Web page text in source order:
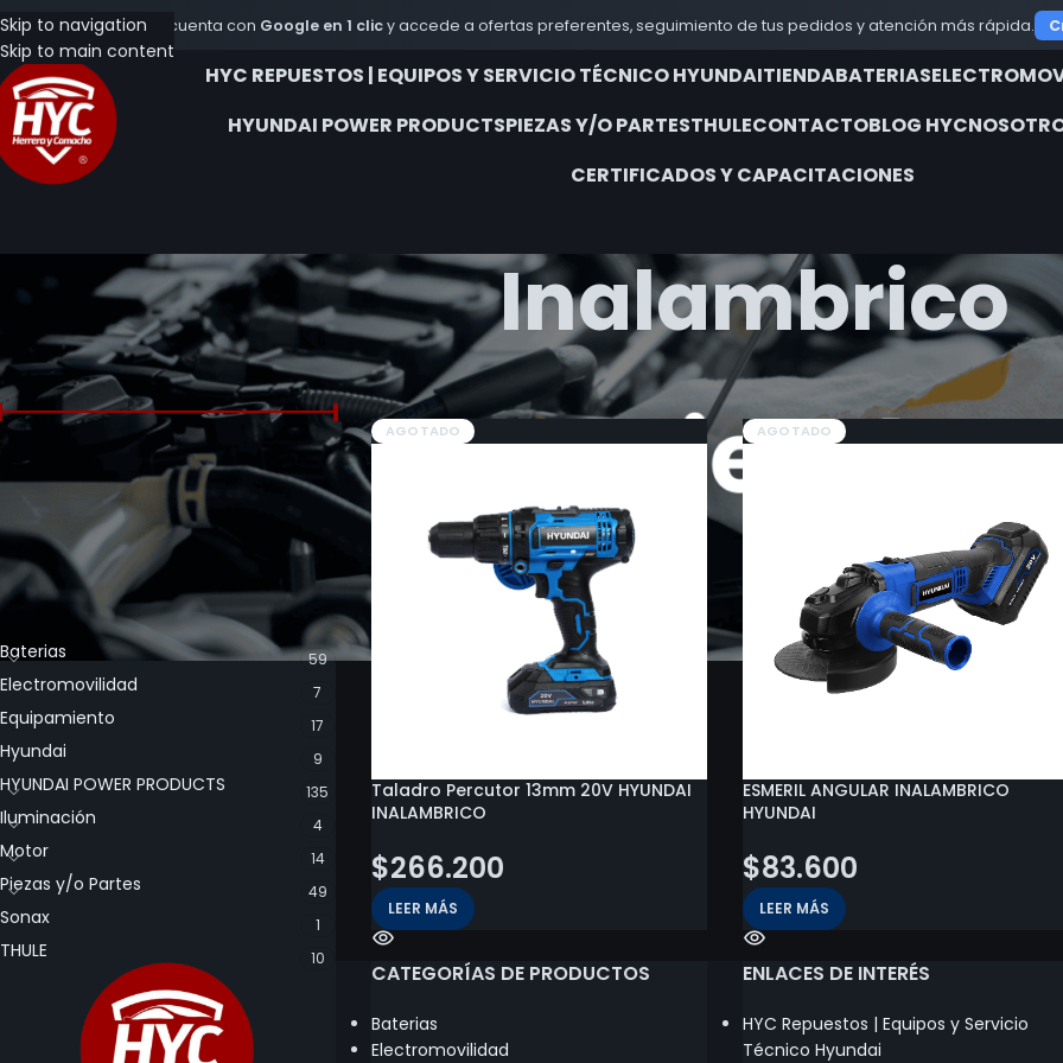
Crea tu cuenta con Google en 1 clicy accede a ofertas preferentes, seguimiento de tus pedidos y atención más rápida.
Skip to navigation
Skip to main content
HYC REPUESTOS | EQUIPOS Y SERVICIO TÉCNICO HYUNDAITIENDABATERIAS
HYUNDAI POWER PRODUCTSPIEZAS Y/O PARTESTHULECONTACTOBLOG HYC
CERTIFICADOS Y CAPACITACIONES
Inalambrico
FILTRAR POR PRECIO
FILTRAR
Precio:$83.600—$266.200
CATEGORÍA DE LOS PRODUCTOS
Baterias 59
Electromovilidad 7
Equipamiento 17
Hyundai 9
HYUNDAI POWER PRODUCTS 135
Iluminación 4
Motor 14
Piezas y/o Partes 49
Sonax 1
THULE 10
Inicio Productos etiquetados “Inalambrico” Show 9
AGOTADO
Taladro Percutor 13mm 20V HYUNDAI
INALAMBRICO
$266.200
LEER MÁS
AGOTADO
ESMERIL ANGULAR INALAMBRICO
HYUNDAI
$83.600
LEER MÁS
CATEGORÍAS DE PRODUCTOS
Baterias
Electromovilidad
ENLACES DE INTERÉS
HYC Repuestos | Equipos y Servicio
Técnico Hyundai